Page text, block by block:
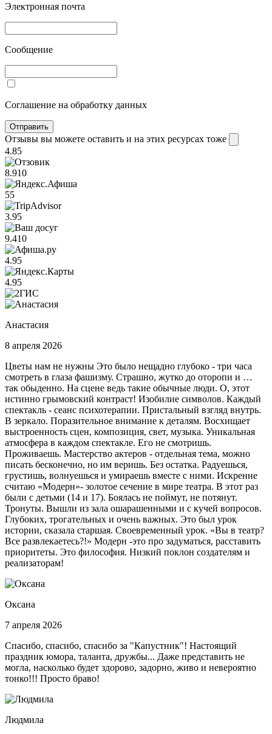
Электронная почта
Сообщение
Соглашение на обработку данных
Отправить
Отзывы вы можете оставить и на этих ресурсах тоже
4.85
8.910
55
3.95
9.410
4.95
4.95
Анастасия
8 апреля 2026
Цветы нам не нужны Это было нещадно глубоко - три часа
смотреть в глаза фашизму. Страшно, жутко до оторопи и …
так обыденно. На сцене ведь такие обычные люди. О, этот
истинно грымовский контраст! Изобилие символов. Каждый
спектакль - сеанс психотерапии. Пристальный взгляд внутрь.
В зеркало. Поразительное внимание к деталям. Восхищает
выстроенность сцен, композиция, свет, музыка. Уникальная
атмосфера в каждом спектакле. Его не смотришь.
Проживаешь. Мастерство актеров - отдельная тема, можно
писать бесконечно, но им веришь. Без остатка. Радуешься,
грустишь, волнуешься и умираешь вместе с ними. Искренне
считаю «Модерн»- золотое сечение в мире театра. В этот раз
были с детьми (14 и 17). Боялась не поймут, не потянут.
Тронуты. Вышли из зала ошарашенными и с кучей вопросов.
Глубоких, трогательных и очень важных. Это был урок
истории, сказала старшая. Своевременный урок. «Вы в театр?
Все развлекаетесь?!» Модерн -это про задуматься, расставить
приоритеты. Это философия. Низкий поклон создателям и
реализаторам!
Оксана
7 апреля 2026
Спасибо, спасибо, спасибо за "Капустник"! Настоящий
праздник юмора, таланта, дружбы... Даже представить не
могла, насколько будет здорово, задорно, живо и невероятно
тонко!!! Просто браво!
Людмила